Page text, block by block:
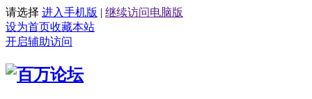
请选择 进入手机版 | 继续访问电脑版
设为首页收藏本站
开启辅助访问